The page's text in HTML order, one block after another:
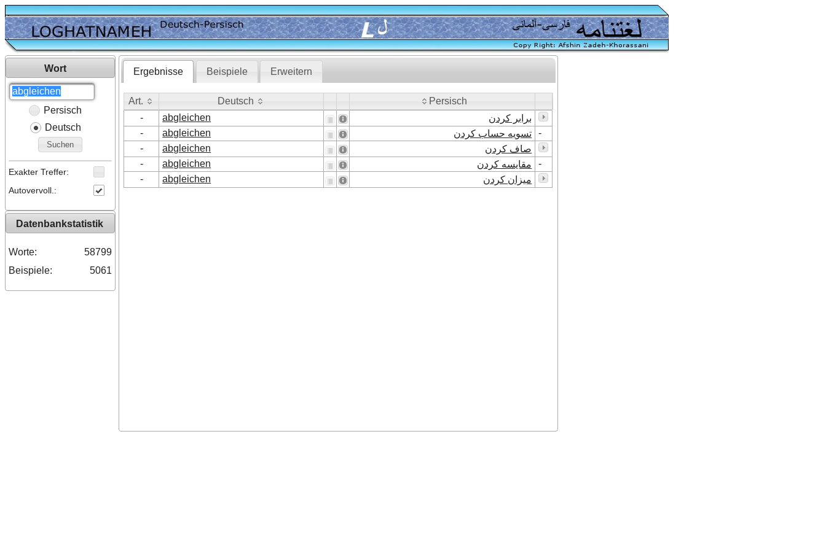
Wort
Persisch
Deutsch
Suchen
Exakter Treffer:
Autovervoll.:
Datenbankstatistik
Worte:
58799
Beispiele:
5061
Ergebnisse Beispiele Erweitern
Art. Deutsch
Persisch
- abgleichen
برابر کردن
-
abgleichen تسویه حساب کردن
-
-
abgleichen
صاف کردن
-
abgleichen مقایسه کردن
-
-
abgleichen میزان کردن